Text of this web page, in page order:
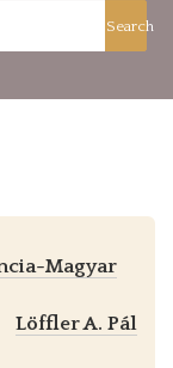
Search
Magyar
Löffler A. Pál